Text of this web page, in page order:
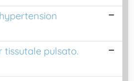
tissutale pulsato.